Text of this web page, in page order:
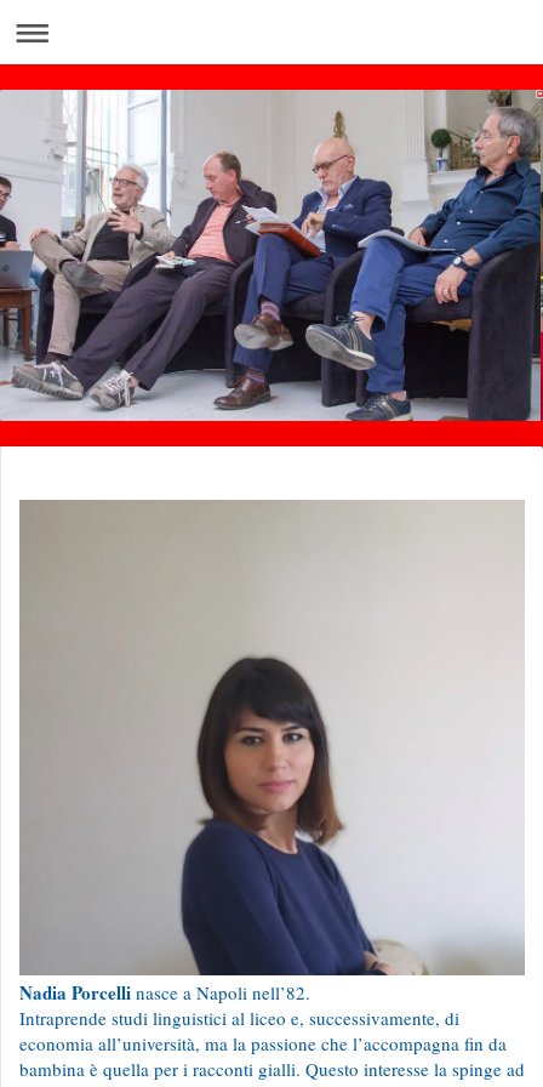
Nadia Porcelli nasce a Napoli nell’82.
Intraprende studi linguistici al liceo e, successivamente, di
economia all’università, ma la passione che l’accompagna fin da
bambina è quella per i racconti gialli. Questo interesse la spinge ad